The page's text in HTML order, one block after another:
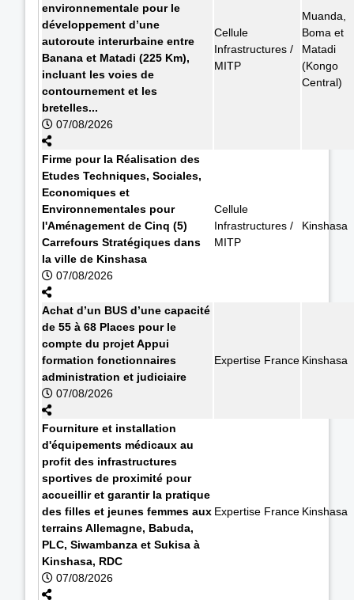
environnementale pour le
développement d’une
autoroute interurbaine entre
Banana et Matadi (225 Km),
incluant les voies de
contournement et les
bretelles...
07/08/2026
Cellule
Infrastructures /
MITP
Muanda,
Boma et
Matadi
(Kongo
Central)
Firme pour la Réalisation des
Etudes Techniques, Sociales,
Economiques et
Environnementales pour
l'Aménagement de Cinq (5)
Carrefours Stratégiques dans
la ville de Kinshasa
07/08/2026
Cellule
Infrastructures /
MITP
Kinshasa
Achat d’un BUS d’une capacité
de 55 à 68 Places pour le
compte du projet Appui
formation fonctionnaires
administration et judiciaire
07/08/2026
Expertise France Kinshasa
Fourniture et installation
d'équipements médicaux au
profit des infrastructures
sportives de proximité pour
accueillir et garantir la pratique
des filles et jeunes femmes aux
terrains Allemagne, Babuda,
PLC, Siwambanza et Sukisa à
Kinshasa, RDC
07/08/2026
Expertise France Kinshasa